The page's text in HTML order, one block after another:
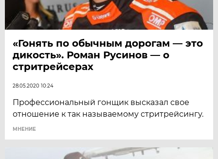
«Гонять по обычным дорогам — это
дикость». Роман Русинов — о
стритрейсерах
28.05.2020 10:24
Профессиональный гонщик высказал свое
отношение к так называемому стритрейсингу.
МНЕНИЕ